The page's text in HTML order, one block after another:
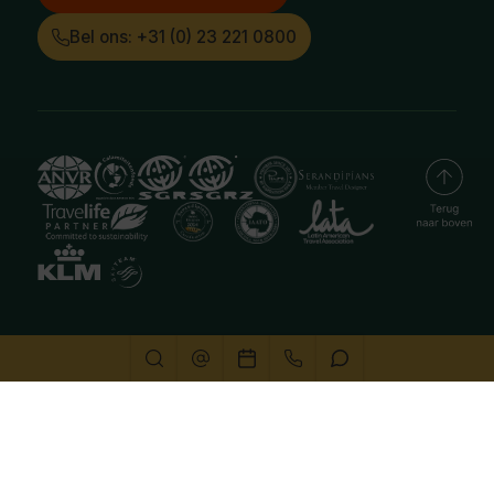
Bel ons: +31 (0) 23 221 0800